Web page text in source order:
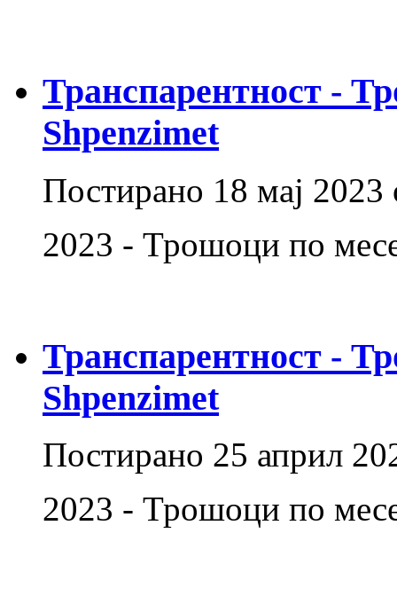
Транспарентност -
Shpenzimet
Постирано 18 мај 2023
2023 - Трошоци по
Транспарентност -
Shpenzimet
Постирано 25 април
2023 - Трошоци по